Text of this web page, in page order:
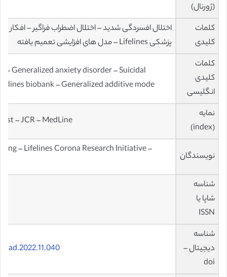
(ژورنال)
کلمات
کلیدی
اختلال افسردگی شدید – اختلال اضطراب فراگیر –
پزشکی Lifelines – مدل های افزایشی تعمیم یافته
کلمات
کلیدی
انگلیسی
– Generalized anxiety disorder – Suicidal
biobank – Generalized additive mode
نمایه
(index)
– JCR – MedLine
نویسندگان
– Lifelines Corona Research Initiative –
شناسه
شاپا یا
ISSN
شناسه
دیجیتال –
doi